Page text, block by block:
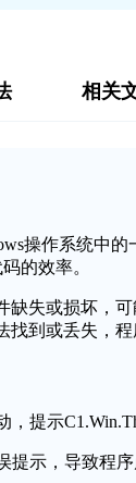
相关
操作系统中
的效率。
缺失或损坏，
找到或丢失，
提示
提示，导致程序